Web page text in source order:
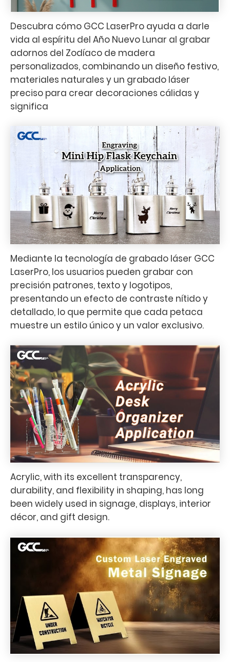
Descubra cómo GCC LaserPro ayuda a darle
vida al espíritu del Año Nuevo Lunar al grabar
adornos del Zodíaco de madera
personalizados, combinando un diseño festivo,
materiales naturales y un grabado láser
preciso para crear decoraciones cálidas y
significa
Mediante la tecnología de grabado láser GCC
LaserPro, los usuarios pueden grabar con
precisión patrones, texto y logotipos,
presentando un efecto de contraste nítido y
detallado, lo que permite que cada petaca
muestre un estilo único y un valor exclusivo.
Acrylic, with its excellent transparency,
durability, and flexibility in shaping, has long
been widely used in signage, displays, interior
décor, and gift design.